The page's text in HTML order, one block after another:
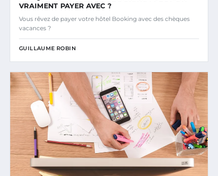
VRAIMENT PAYER AVEC ?
Vous rêvez de payer votre hôtel Booking avec des chèques
vacances ?
GUILLAUME ROBIN